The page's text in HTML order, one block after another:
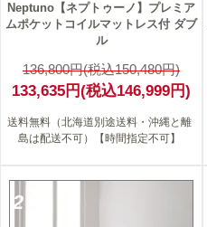
Neptuno【ネプトゥーノ】プレミア
ムポケットコイルマットレス付 ダブ
ル
136,800円(税込150,480円)
133,635円(税込146,999円)
送料無料（北海道別途送料・沖縄と離
島は配送不可）【時間指定不可】
2